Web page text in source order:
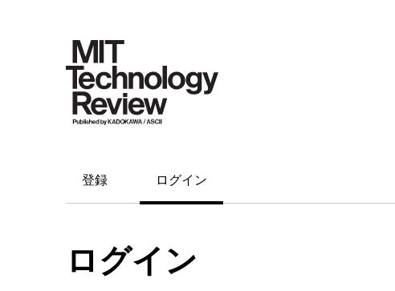
登録 ログイン
ログイン